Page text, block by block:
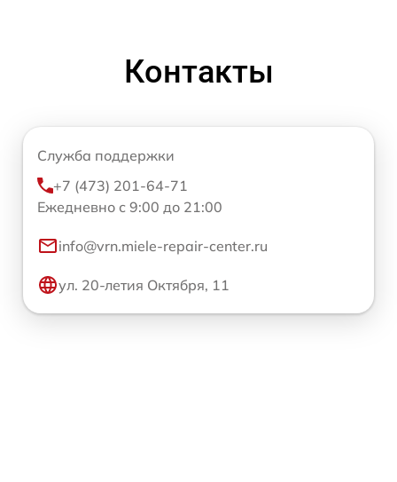
Контакты
Служба поддержки
+7 (473) 201-64-71
Ежедневно с 9:00 до 21:00
info@vrn.miele-repair-center.ru
ул. 20-летия Октября, 11